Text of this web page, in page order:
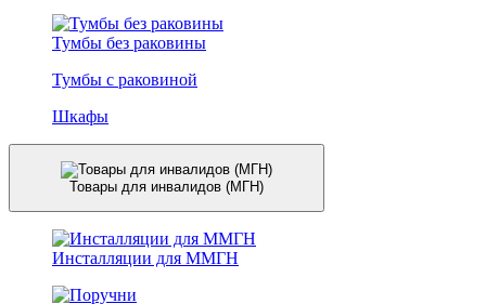
Тумбы без раковины
Тумбы с раковиной
Шкафы
Товары для инвалидов (МГН)
Инсталляции для ММГН